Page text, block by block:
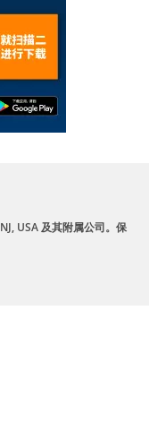
USA 及其附属公司。保